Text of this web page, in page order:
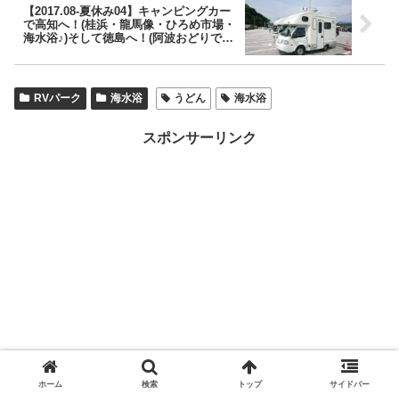
【2017.08-夏休み04】キャンピングカー
で高知へ！(桂浜・龍馬像・ひろめ市場・
海水浴♪)そして徳島へ！(阿波おどりで踊
RVパーク 海水浴 うどん 海水浴
スポンサーリンク
ホーム 検索 トップ サイドバー